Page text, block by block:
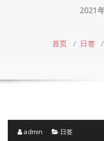
2021
首页 / 日签/
admin 日签